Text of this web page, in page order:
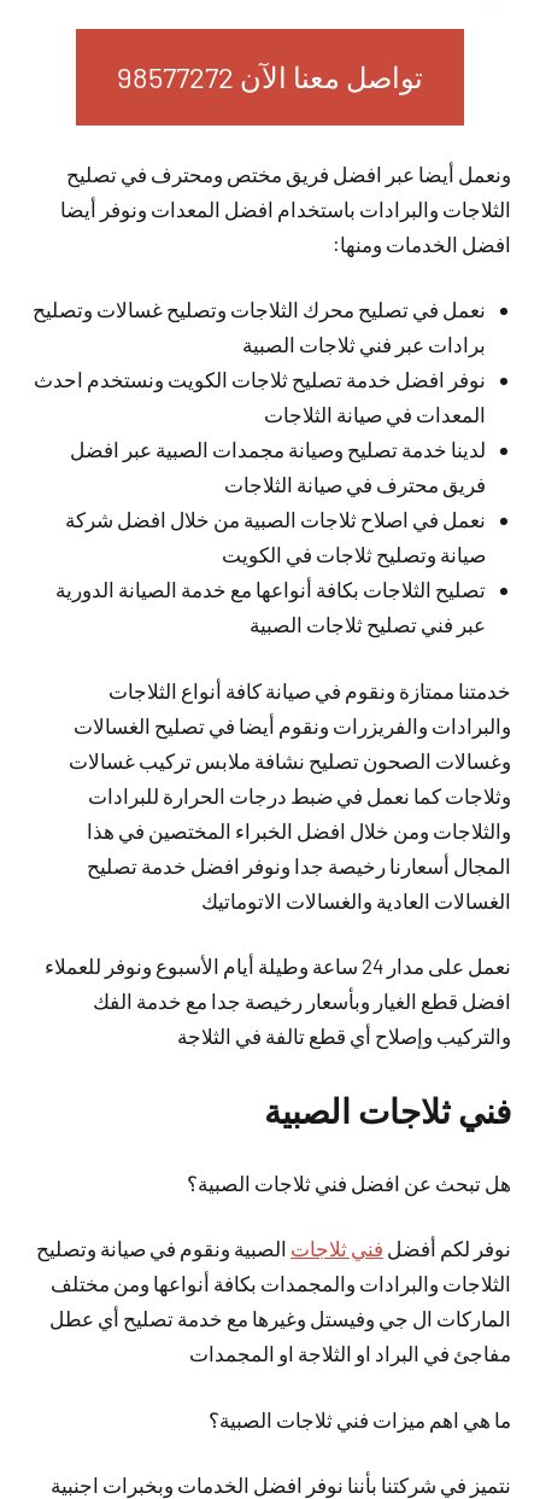
تواصل معنا الآن 98577272
ونعمل أيضا عبر افضل فريق مختص ومحترف في تصليح
الثلاجات والبرادات باستخدام افضل المعدات ونوفر أيضا
افضل الخدمات ومنها:
نعمل في تصليح محرك الثلاجات وتصليح غسالات وتصليح
برادات عبر فني ثلاجات الصبية
نوفر افضل خدمة تصليح ثلاجات الكويت ونستخدم احدث
المعدات في صيانة الثلاجات
لدينا خدمة تصليح وصيانة مجمدات الصبية عبر افضل
فريق محترف في صيانة الثلاجات
نعمل في اصلاح ثلاجات الصبية من خلال افضل شركة
صيانة وتصليح ثلاجات في الكويت
تصليح الثلاجات بكافة أنواعها مع خدمة الصيانة الدورية
عبر فني تصليح ثلاجات الصبية
خدمتنا ممتازة ونقوم في صيانة كافة أنواع الثلاجات
والبرادات والفريزرات ونقوم أيضا في تصليح الغسالات
وغسالات الصحون تصليح نشافة ملابس تركيب غسالات
وثلاجات كما نعمل في ضبط درجات الحرارة للبرادات
والثلاجات ومن خلال افضل الخبراء المختصين في هذا
المجال أسعارنا رخيصة جدا ونوفر افضل خدمة تصليح
الغسالات العادية والغسالات الاتوماتيك
نعمل على مدار 24 ساعة وطيلة أيام الأسبوع ونوفر للعملاء
افضل قطع الغيار وبأسعار رخيصة جدا مع خدمة الفك
والتركيب وإصلاح أي قطع تالفة في الثلاجة
فني ثلاجات الصبية
هل تبحث عن افضل فني ثلاجات الصبية؟
نوفر لكم أفضل فني ثلاجات الصبية ونقوم في صيانة وتصليح
الثلاجات والبرادات والمجمدات بكافة أنواعها ومن مختلف
الماركات ال جي وفيستل وغيرها مع خدمة تصليح أي عطل
مفاجئ في البراد او الثلاجة او المجمدات
ما هي اهم ميزات فني ثلاجات الصبية؟
نتميز في شركتنا بأننا نوفر افضل الخدمات وبخبرات اجنبية